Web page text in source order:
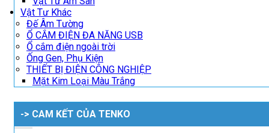
Vật Tư Khác
Đế Âm Tường
Ổ CẮM ĐIỆN ĐA NĂNG USB
Ổ cắm điện ngoài trời
Ống Gen, Phụ Kiện
THIẾT BỊ ĐIỆN CÔNG NGHIỆP
Mặt Kim Loại Màu Trắng
-> CAM KẾT CỦA TENKO